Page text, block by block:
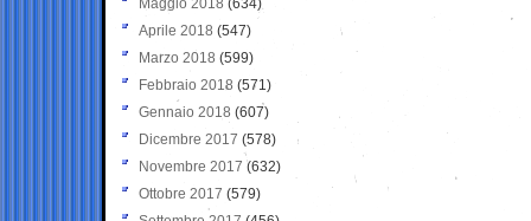
Maggio 2018 (634)
Aprile 2018 (547)
Marzo 2018 (599)
Febbraio 2018 (571)
Gennaio 2018 (607)
Dicembre 2017 (578)
Novembre 2017 (632)
Ottobre 2017 (579)